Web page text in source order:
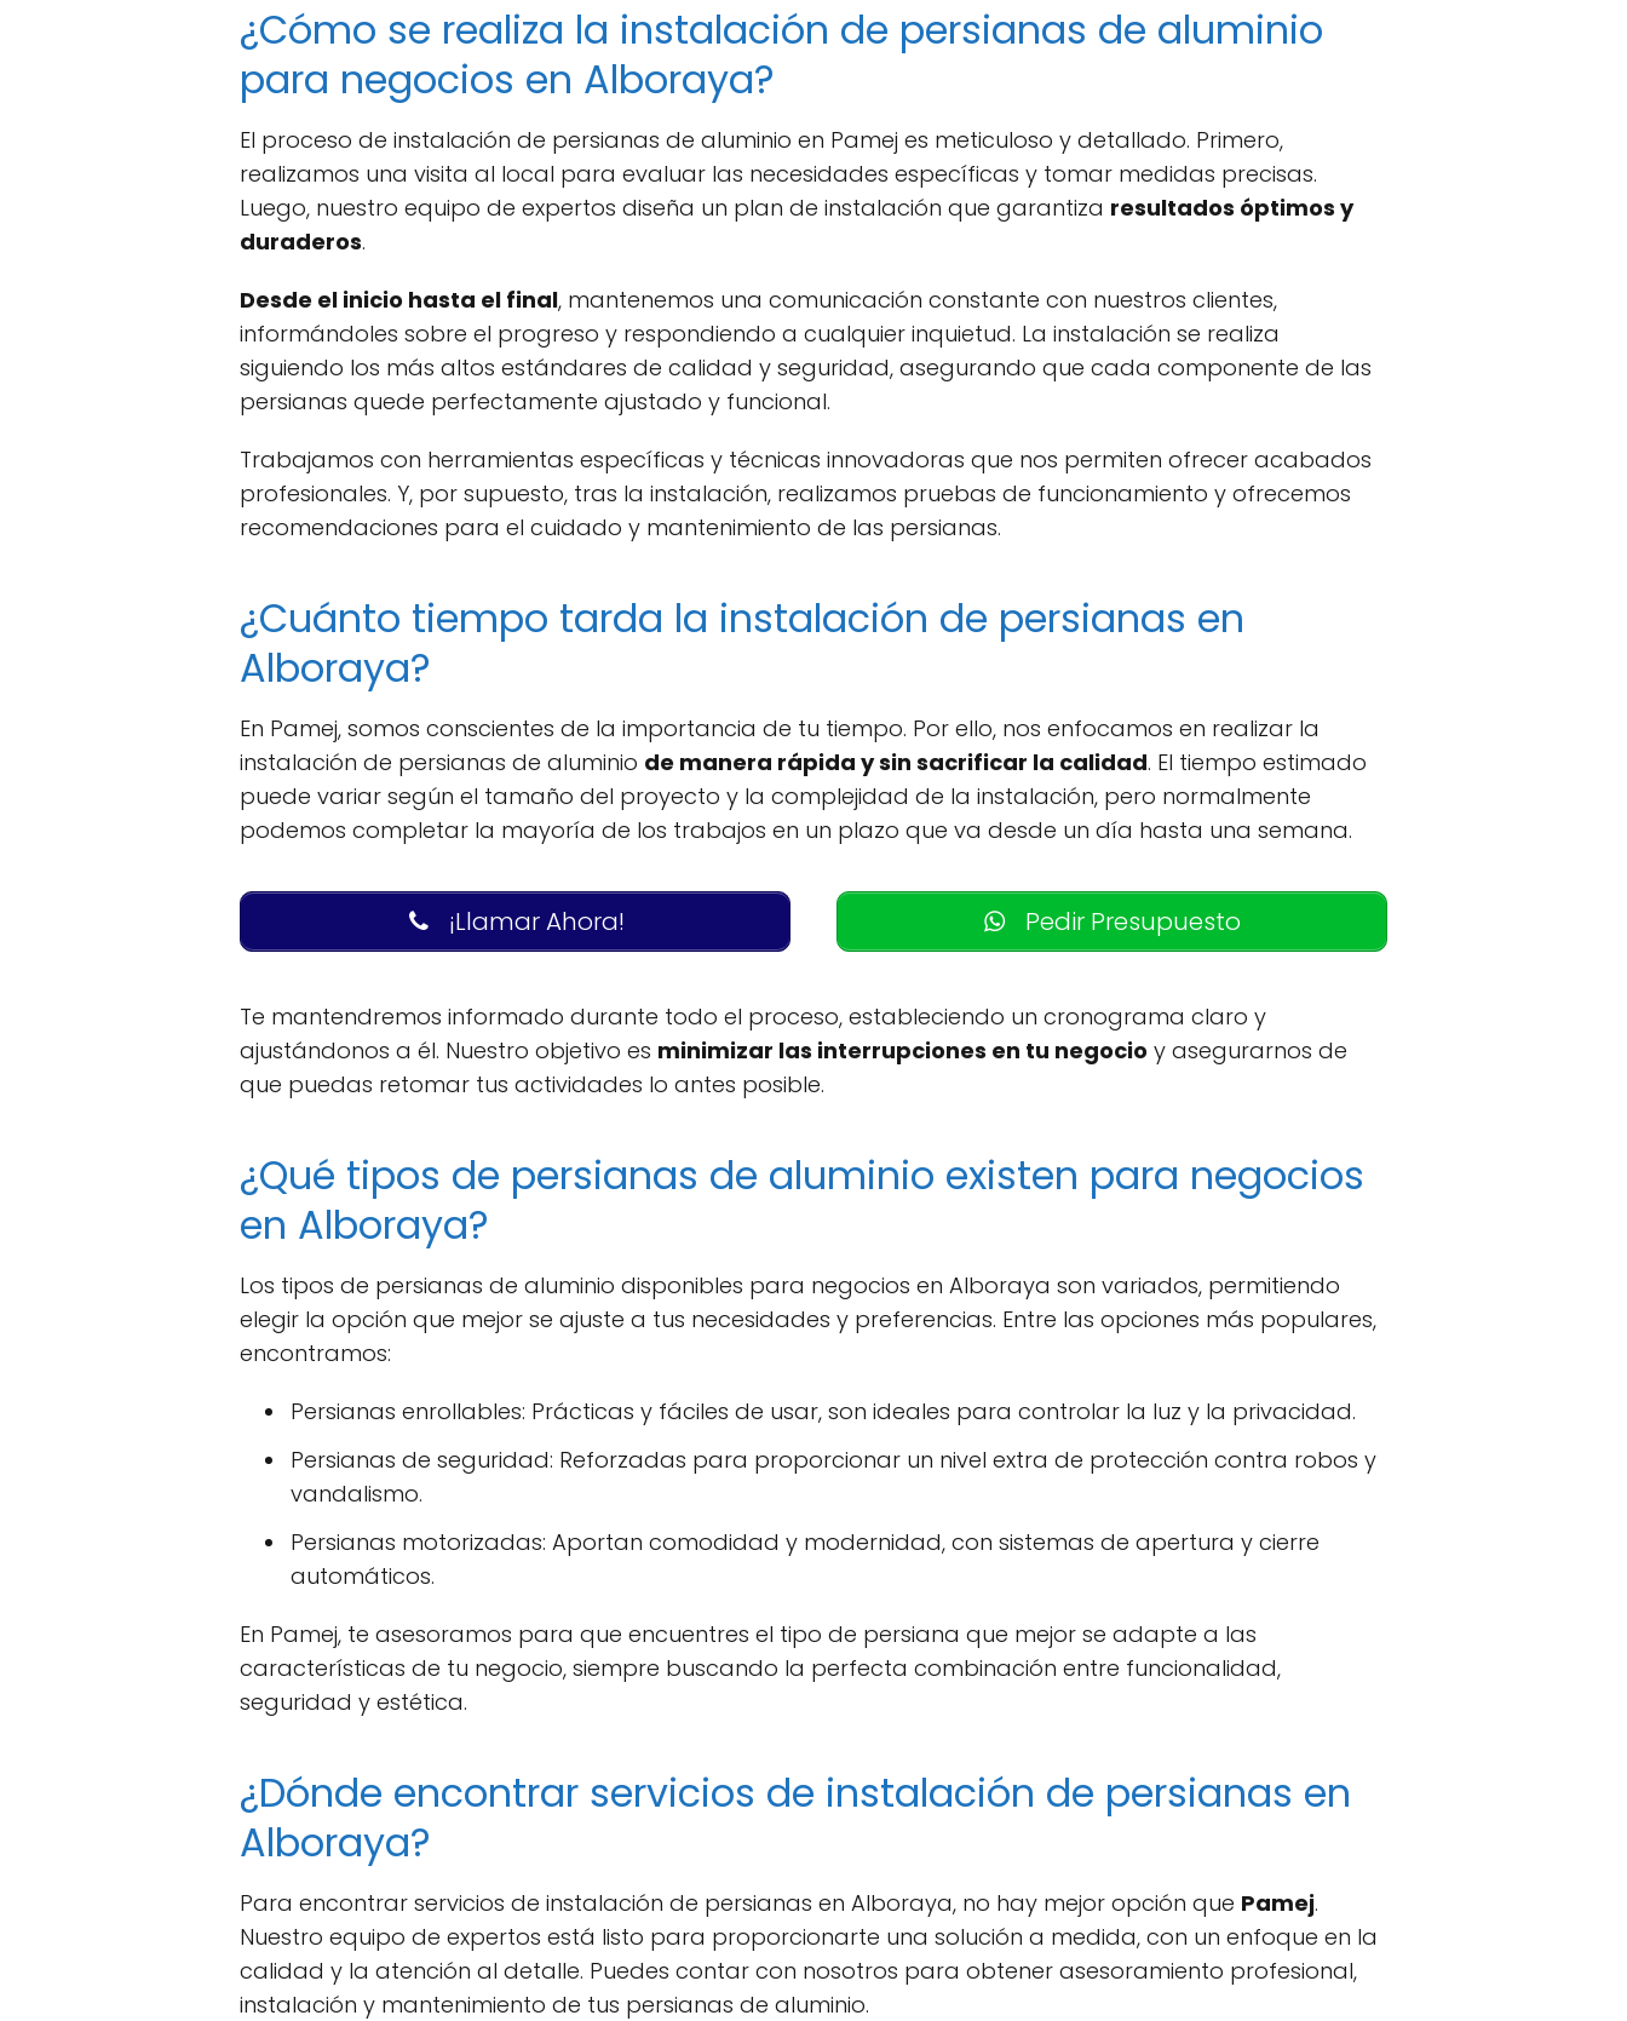
¿Cómo se realiza la instalación de persianas de aluminio
para negocios en Alboraya?
El proceso de instalación de persianas de aluminio en Pamej es meticuloso y detallado. Primero,
realizamos una visita al local para evaluar las necesidades específicas y tomar medidas precisas.
Luego, nuestro equipo de expertos diseña un plan de instalación que garantiza resultados óptimos y
duraderos.
Desde el inicio hasta el final, mantenemos una comunicación constante con nuestros clientes,
informándoles sobre el progreso y respondiendo a cualquier inquietud. La instalación se realiza
siguiendo los más altos estándares de calidad y seguridad, asegurando que cada componente de las
persianas quede perfectamente ajustado y funcional.
Trabajamos con herramientas específicas y técnicas innovadoras que nos permiten ofrecer acabados
profesionales. Y, por supuesto, tras la instalación, realizamos pruebas de funcionamiento y ofrecemos
recomendaciones para el cuidado y mantenimiento de las persianas.
¿Cuánto tiempo tarda la instalación de persianas en
Alboraya?
En Pamej, somos conscientes de la importancia de tu tiempo. Por ello, nos enfocamos en realizar la
instalación de persianas de aluminio de manera rápida y sin sacrificar la calidad. El tiempo estimado
puede variar según el tamaño del proyecto y la complejidad de la instalación, pero normalmente
podemos completar la mayoría de los trabajos en un plazo que va desde un día hasta una semana.
¡Llamar Ahora! Pedir Presupuesto
Te mantendremos informado durante todo el proceso, estableciendo un cronograma claro y
ajustándonos a él. Nuestro objetivo es minimizar las interrupciones en tu negocio y asegurarnos de
que puedas retomar tus actividades lo antes posible.
¿Qué tipos de persianas de aluminio existen para negocios
en Alboraya?
Los tipos de persianas de aluminio disponibles para negocios en Alboraya son variados, permitiendo
elegir la opción que mejor se ajuste a tus necesidades y preferencias. Entre las opciones más populares,
encontramos:
Persianas enrollables: Prácticas y fáciles de usar, son ideales para controlar la luz y la privacidad.
Persianas de seguridad: Reforzadas para proporcionar un nivel extra de protección contra robos y
vandalismo.
Persianas motorizadas: Aportan comodidad y modernidad, con sistemas de apertura y cierre
automáticos.
En Pamej, te asesoramos para que encuentres el tipo de persiana que mejor se adapte a las
características de tu negocio, siempre buscando la perfecta combinación entre funcionalidad,
seguridad y estética.
¿Dónde encontrar servicios de instalación de persianas en
Alboraya?
Para encontrar servicios de instalación de persianas en Alboraya, no hay mejor opción que Pamej.
Nuestro equipo de expertos está listo para proporcionarte una solución a medida, con un enfoque en la
calidad y la atención al detalle. Puedes contar con nosotros para obtener asesoramiento profesional,
instalación y mantenimiento de tus persianas de aluminio.